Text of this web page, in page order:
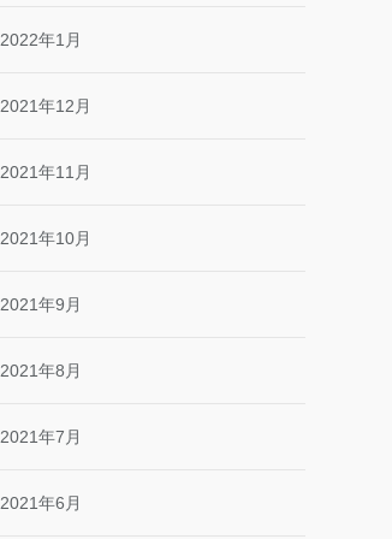
2022年1月
2021年12月
2021年11月
2021年10月
2021年9月
2021年8月
2021年7月
2021年6月